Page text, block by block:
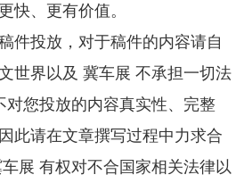
快、更有价值。
件投放，对于稿件的内容请自
世界以及 冀车展 不承担一切法
对您投放的内容真实性、完整
此请在文章撰写过程中力求合
展 有权对不合国家相关法律以